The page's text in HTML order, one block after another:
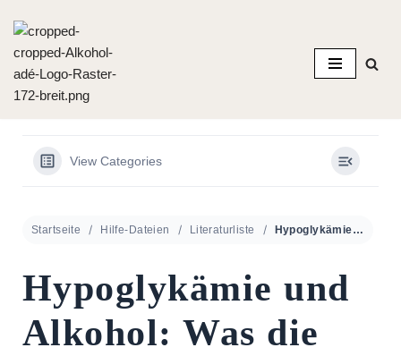
Zum
Inhalt
springen
View Categories
Startseite Hilfe-Dateien Literaturliste Hypoglykämie und Alkohol: Was die Forschung zeigt
Hypoglykämie und
Alkohol: Was die